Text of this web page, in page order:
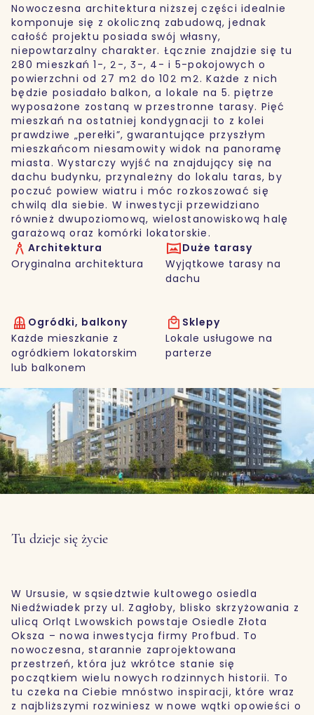
Nowoczesna architektura niższej części idealnie
komponuje się z okoliczną zabudową, jednak
całość projektu posiada swój własny,
niepowtarzalny charakter. Łącznie znajdzie się tu
280 mieszkań 1-, 2-, 3-, 4- i 5-pokojowych o
powierzchni od 27 m2 do 102 m2. Każde z nich
będzie posiadało balkon, a lokale na 5. piętrze
wyposażone zostaną w przestronne tarasy. Pięć
mieszkań na ostatniej kondygnacji to z kolei
prawdziwe „perełki”, gwarantujące przyszłym
mieszkańcom niesamowity widok na panoramę
miasta. Wystarczy wyjść na znajdujący się na
dachu budynku, przynależny do lokalu taras, by
poczuć powiew wiatru i móc rozkoszować się
chwilą dla siebie. W inwestycji przewidziano
również dwupoziomową, wielostanowiskową halę
garażową oraz komórki lokatorskie.
Architektura
Oryginalna architektura
Duże tarasy
Wyjątkowe tarasy na
dachu
Ogródki, balkony
Każde mieszkanie z
ogródkiem lokatorskim
lub balkonem
Sklepy
Lokale usługowe na
parterze
Tu dzieje się życie
W Ursusie, w sąsiedztwie kultowego osiedla
Niedźwiadek przy ul. Zagłoby, blisko skrzyżowania z
ulicą Orląt Lwowskich powstaje Osiedle Złota
Oksza – nowa inwestycja firmy Profbud. To
nowoczesna, starannie zaprojektowana
przestrzeń, która już wkrótce stanie się
początkiem wielu nowych rodzinnych historii. To
tu czeka na Ciebie mnóstwo inspiracji, które wraz
z najbliższymi rozwiniesz w nowe wątki opowieści o